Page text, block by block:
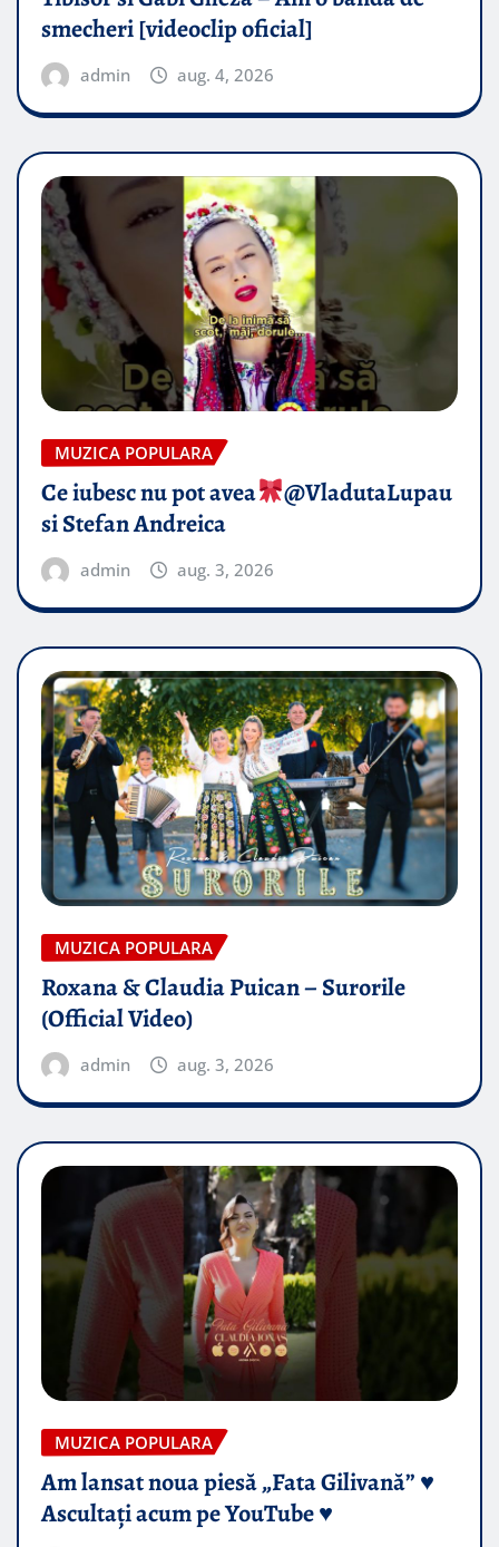
smecheri [videoclip oficial]
admin aug. 4, 2026
MUZICA POPULARA
Ce iubesc nu pot avea
​@VladutaLupau
si Stefan Andreica
admin aug. 3, 2026
MUZICA POPULARA
Roxana & Claudia Puican – Surorile
(Official Video)
admin aug. 3, 2026
MUZICA POPULARA
Am lansat noua piesă „Fata Gilivană” ♥️
Ascultați acum pe YouTube ♥️